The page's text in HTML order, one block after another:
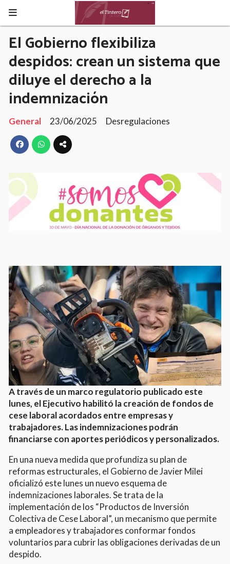
El Gobierno flexibiliza
despidos: crean un sistema que
diluye el derecho a la
indemnización
General 23/06/2025 Desregulaciones
A través de un marco regulatorio publicado este
lunes, el Ejecutivo habilitó la creación de fondos de
cese laboral acordados entre empresas y
trabajadores. Las indemnizaciones podrán
financiarse con aportes periódicos y personalizados.
En una nueva medida que profundiza su plan de
reformas estructurales, el Gobierno de Javier Milei
oficializó este lunes un nuevo esquema de
indemnizaciones laborales. Se trata de la
implementación de los “Productos de Inversión
Colectiva de Cese Laboral”, un mecanismo que permite
a empleadores y trabajadores conformar fondos
voluntarios para cubrir las obligaciones derivadas de un
despido.